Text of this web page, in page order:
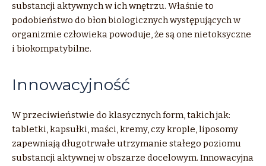
substancji aktywnych w ich wnętrzu. Właśnie to
podobieństwo do błon biologicznych występujących w
organizmie człowieka powoduje, że są one nietoksyczne
i biokompatybilne.
Innowacyjność
W przeciwieństwie do klasycznych form, takich jak:
tabletki, kapsułki, maści, kremy, czy krople, liposomy
zapewniają długotrwałe utrzymanie stałego poziomu
substancji aktywnej w obszarze docelowym. Innowacyjna